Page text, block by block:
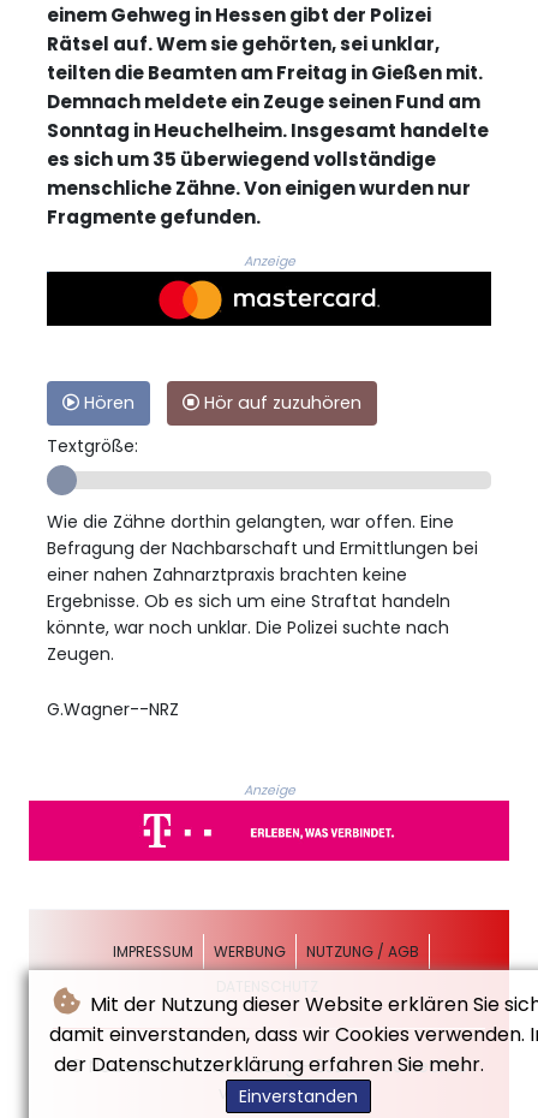
Mit der Nutzung dieser Website erklären Sie
damit einverstanden, dass wir Cookies verwenden.
der Datenschutzerklärung erfahren Sie mehr.
Einverstanden
einem Gehweg in Hessen gibt der Polizei
Rätsel auf. Wem sie gehörten, sei unklar,
teilten die Beamten am Freitag in Gießen mit.
Demnach meldete ein Zeuge seinen Fund am
Sonntag in Heuchelheim. Insgesamt handelte
es sich um 35 überwiegend vollständige
menschliche Zähne. Von einigen wurden nur
Fragmente gefunden.
Anzeige
Hören
Hör auf zuzuhören
Textgröße:
Wie die Zähne dorthin gelangten, war offen. Eine
Befragung der Nachbarschaft und Ermittlungen bei
einer nahen Zahnarztpraxis brachten keine
Ergebnisse. Ob es sich um eine Straftat handeln
könnte, war noch unklar. Die Polizei suchte nach
Zeugen.
G.Wagner--NRZ
Anzeige
IMPRESSUM WERBUNG
NUTZUNG / AGB
© Neue Rheinische Zeitung - 2026 - Alle Rechte
vorbehalten